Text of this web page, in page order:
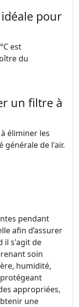
pour
est
du
un filtre à
éliminer les
générale de l'air.
pendant
afin d’assurer
il s'agit de
soin
humidité,
appropriées,
une